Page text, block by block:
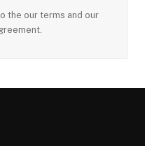
the our terms and our